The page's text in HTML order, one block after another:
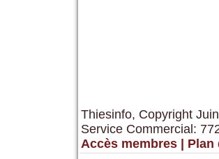
Thiesinfo, Copyright
Service Commercial:
Accès membres
Plan